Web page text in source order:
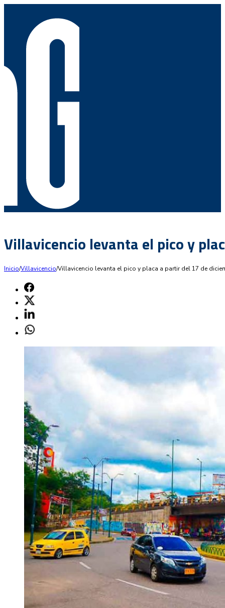
Villavicencio levanta el pico y
Inicio/Villavicencio/Villavicencio levanta el pico y placa a partir del 17 de